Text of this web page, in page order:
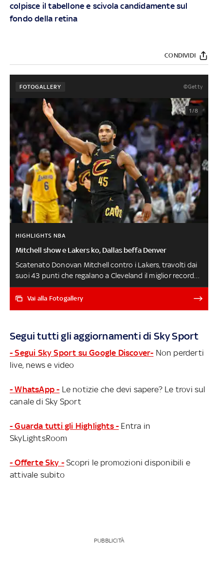
colpisce il tabellone e scivola candidamente sul
fondo della retina
CONDIVIDI
FOTOGALLERY ©Getty
1/8
HIGHLIGHTS NBA
Mitchell show e Lakers ko, Dallas beffa Denver
Scatenato Donovan Mitchell contro i Lakers, travolti dai
suoi 43 punti che regalano a Cleveland il miglior record
casalingo dell’intera NBA (11-1): niente da fare per
LeBron James, il grande ex di giornata autore di 21 punti
guidata da un Luka Doncic in tripla doppia (22 punti, 10
rimbalzi e 12 assist) supera in volata Denver
Vai alla Fotogallery
Segui tutti gli aggiornamenti di Sky Sport
- Segui Sky Sport su Google Discover- Non perderti
live, news e video
- WhatsApp - Le notizie che devi sapere? Le trovi sul
canale di Sky Sport
- Guarda tutti gli Highlights - Entra in
SkyLightsRoom
- Offerte Sky - Scopri le promozioni disponibili e
attivale subito
PUBBLICITÀ